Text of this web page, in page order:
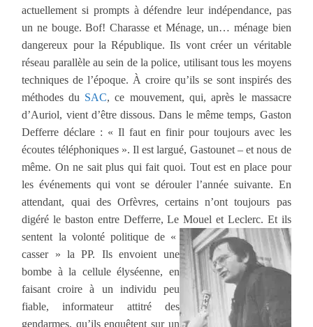
actuellement si prompts à défendre leur indépendance, pas
un ne bouge. Bof! Charasse et Ménage, un… ménage bien
dangereux pour la République. Ils vont créer un véritable
réseau parallèle au sein de la police, utilisant tous les moyens
techniques de l’époque. À croire qu’ils se sont inspirés des
méthodes du SAC, ce mouvement, qui, après le massacre
d’Auriol, vient d’être dissous. Dans le même temps, Gaston
Defferre déclare : « Il faut en finir pour toujours avec les
écoutes téléphoniques ». Il est largué, Gastounet – et nous de
même. On ne sait plus qui fait quoi. Tout est en place pour
les événements qui vont se dérouler l’année suivante. En
attendant, quai des Orfèvres, certains n’ont toujours pas
digéré le baston entre Defferre, Le Mouel et Leclerc. Et ils
sentent la volonté politique de «
casser » la PP. Ils envoient une
bombe à la cellule élyséenne, en
faisant croire à un individu peu
fiable, informateur attitré des
gendarmes, qu’ils enquêtent sur un